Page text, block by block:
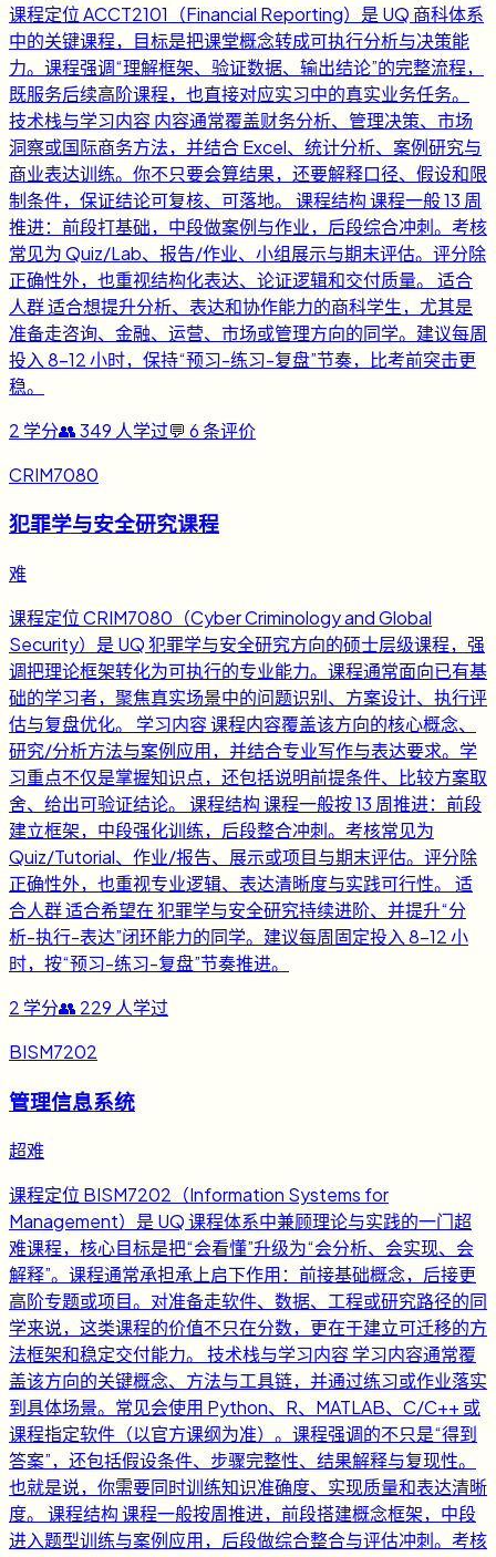
课程定位 ACCT2101（Financial Reporting）是 UQ 商科体系
中的关键课程，目标是把课堂概念转成可执行分析与决策能
力。课程强调“理解框架、验证数据、输出结论”的完整流程，
既服务后续高阶课程，也直接对应实习中的真实业务任务。
技术栈与学习内容 内容通常覆盖财务分析、管理决策、市场
洞察或国际商务方法，并结合 Excel、统计分析、案例研究与
商业表达训练。你不只要会算结果，还要解释口径、假设和限
制条件，保证结论可复核、可落地。 课程结构 课程一般 13 周
推进：前段打基础，中段做案例与作业，后段综合冲刺。考核
常见为 Quiz/Lab、报告/作业、小组展示与期末评估。评分除
正确性外，也重视结构化表达、论证逻辑和交付质量。 适合
人群 适合想提升分析、表达和协作能力的商科学生，尤其是
准备走咨询、金融、运营、市场或管理方向的同学。建议每周
投入 8-12 小时，保持“预习-练习-复盘”节奏，比考前突击更
稳。
2 学分👥349 人学过💬 6条评价
CRIM7080
犯罪学与安全研究课程
难
课程定位 CRIM7080（Cyber Criminology and Global
Security）是 UQ 犯罪学与安全研究方向的硕士层级课程，强
调把理论框架转化为可执行的专业能力。课程通常面向已有基
础的学习者，聚焦真实场景中的问题识别、方案设计、执行评
估与复盘优化。 学习内容 课程内容覆盖该方向的核心概念、
研究/分析方法与案例应用，并结合专业写作与表达要求。学
习重点不仅是掌握知识点，还包括说明前提条件、比较方案取
舍、给出可验证结论。 课程结构 课程一般按 13 周推进：前段
建立框架，中段强化训练，后段整合冲刺。考核常见为
Quiz/Tutorial、作业/报告、展示或项目与期末评估。评分除
正确性外，也重视专业逻辑、表达清晰度与实践可行性。 适
合人群 适合希望在 犯罪学与安全研究持续进阶、并提升“分
析-执行-表达”闭环能力的同学。建议每周固定投入 8-12 小
时，按“预习-练习-复盘”节奏推进。
2 学分👥 229 人学过
BISM7202
管理信息系统
超难
课程定位 BISM7202（Information Systems for
Management）是 UQ 课程体系中兼顾理论与实践的一门超
难课程，核心目标是把“会看懂”升级为“会分析、会实现、会
解释”。课程通常承担承上启下作用：前接基础概念，后接更
高阶专题或项目。对准备走软件、数据、工程或研究路径的同
学来说，这类课程的价值不只在分数，更在于建立可迁移的方
法框架和稳定交付能力。 技术栈与学习内容 学习内容通常覆
盖该方向的关键概念、方法与工具链，并通过练习或作业落实
到具体场景。常见会使用 Python、R、MATLAB、C/C++ 或
课程指定软件（以官方课纲为准）。课程强调的不只是“得到
答案”，还包括假设条件、步骤完整性、结果解释与复现性。
也就是说，你需要同时训练知识准确度、实现质量和表达清晰
度。 课程结构 课程一般按周推进，前段搭建概念框架，中段
进入题型训练与案例应用，后段做综合整合与评估冲刺。考核